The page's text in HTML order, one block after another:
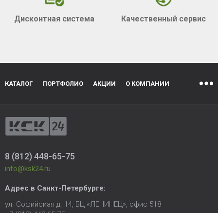
Дисконтная система Качественный сервис
КАТАЛОГ ПОРТФОЛИО АКЦИИ О КОМПАНИИ
8 (812) 448-65-75
info@ksk24.ru
Адрес в Санкт-Петербурге:
ул. Софийская д. 14, БЦ «ЛЕНИНЕЦ», офис 518